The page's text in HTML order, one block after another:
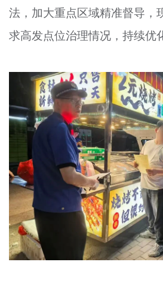
法，加大重点区域精准督导，
求高发点位治理情况，持续优